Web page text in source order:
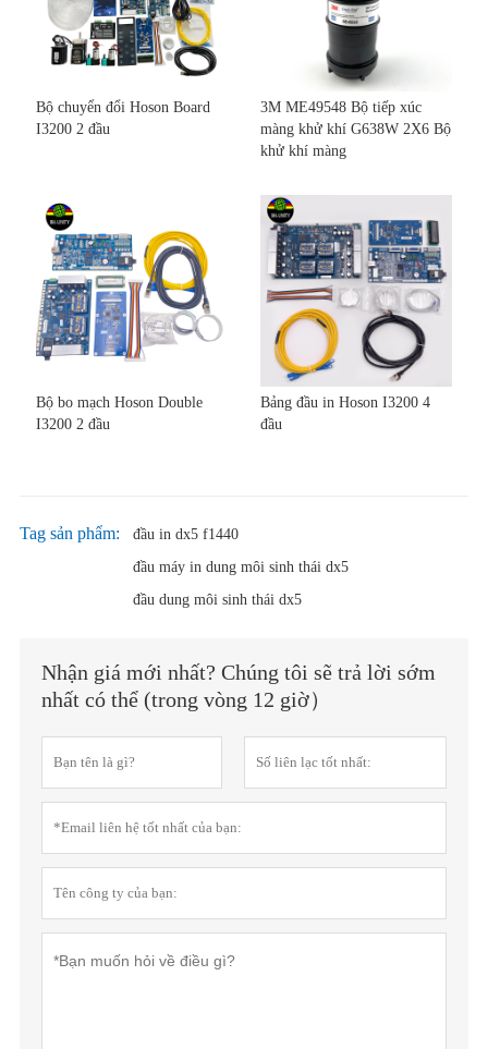
Bộ chuyển đổi Hoson Board
I3200 2 đầu
3M ME49548 Bộ tiếp xúc
màng khử khí G638W 2X6 Bộ
khử khí màng
Bộ bo mạch Hoson Double
I3200 2 đầu
Bảng đầu in Hoson I3200 4
đầu
Tag sản phẩm:
đầu in dx5 f1440
đầu máy in dung môi sinh thái dx5
đầu dung môi sinh thái dx5
Nhận giá mới nhất? Chúng tôi sẽ trả lời sớm
nhất có thể (trong vòng 12 giờ）